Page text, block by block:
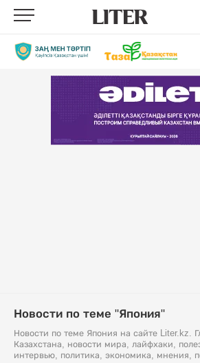
Новости по теме "Япония"
Новости по теме Япония на сайте Liter.kz.
Казахстана, новости мира, лайфхаки,
интервью, политика, экономика, мнения,